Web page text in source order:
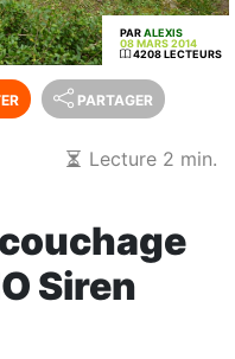
PARALEXIS
08 MARS 2014
4208 LECTEURS
PARTAGER
Lecture 2 min.
Siren